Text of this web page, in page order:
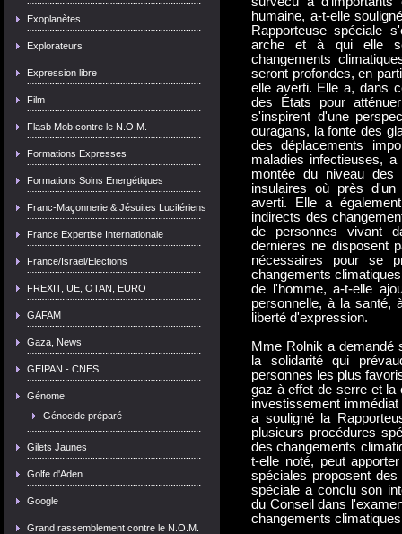
Exoplanètes
Explorateurs
Expression libre
Film
Flasb Mob contre le N.O.M.
Formations Expresses
Formations Soins Energétiques
Franc-Maçonnerie & Jésuites Lucifériens
France Expertise Internationale
France/Israël/Elections
FREXIT, UE, OTAN, EURO
GAFAM
Gaza, News
GEIPAN - CNES
Génome
Génocide préparé
Gilets Jaunes
Golfe d'Aden
Google
Grand rassemblement contre le N.O.M.
humaine, a-t-elle
Rapporteuse spéciale
arche et à qui elle
changements
seront profondes, en
elle averti. Elle a, dans
des États pour
s'inspirent d'une
ouragans, la fonte des
des déplacements
maladies infectieuses,
montée du niveau des
insulaires où près d'un
averti. Elle a
indirects des
de personnes vivant
dernières ne disposent
nécessaires pour se
changements
de l'homme, a-t-elle
personnelle, à la santé,
liberté d'expression.
Mme Rolnik a demandé
la solidarité qui
personnes les plus
gaz à effet de serre et la
investissement
a souligné la
plusieurs procédures
des changements
t-elle noté, peut
spéciales proposent
spéciale a conclu son
du Conseil dans
changements